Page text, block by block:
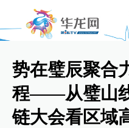
势在璧辰聚合
程——从璧山
链大会看区域